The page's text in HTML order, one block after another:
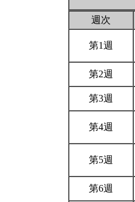
週次
第1週
第2週
第3週
第4週
第5週
第6週